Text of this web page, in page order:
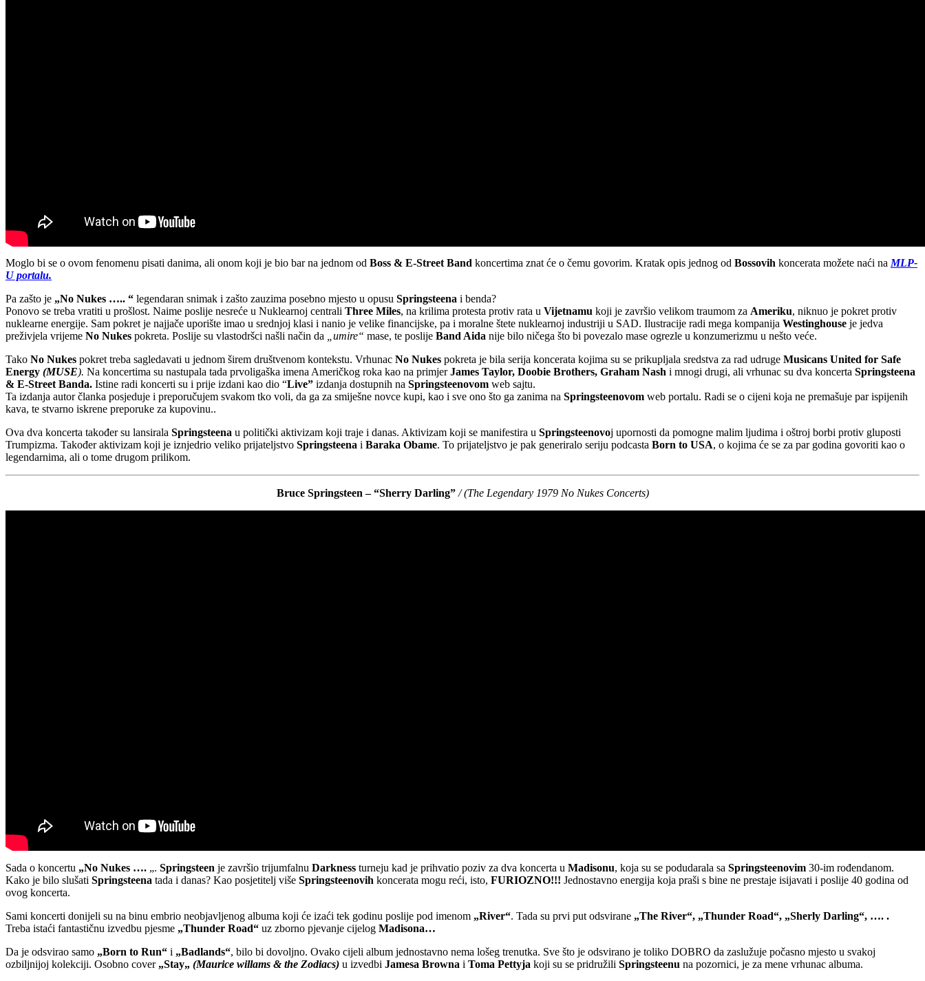
Moglo bi se o ovom fenomenu pisati danima, ali onom koji je bio bar na jednom od Boss & E-Street Band koncertima znat će o čemu govorim. Kratak opis jednog od Bossovih koncerata možete naći na MLP-
U portalu.
Pa zašto je „No Nukes ….. “ legendaran snimak i zašto zauzima posebno mjesto u opusu Springsteena i benda?
Ponovo se treba vratiti u prošlost. Naime poslije nesreće u Nuklearnoj centrali Three Miles, na krilima protesta protiv rata u Vijetnamu koji je završio velikom traumom za Ameriku, niknuo je pokret protiv
nuklearne energije. Sam pokret je najjače uporište imao u srednjoj klasi i nanio je velike financijske, pa i moralne štete nuklearnoj industriji u SAD. Ilustracije radi mega kompanija Westinghouse je jedva
preživjela vrijeme No Nukes pokreta. Poslije su vlastodršci našli način da „umire“ mase, te poslije Band Aida nije bilo ničega što bi povezalo mase ogrezle u konzumerizmu u nešto veće.
Tako No Nukes pokret treba sagledavati u jednom širem društvenom kontekstu. Vrhunac No Nukes pokreta je bila serija koncerata kojima su se prikupljala sredstva za rad udruge Musicans United for Safe
Energy (MUSE). Na koncertima su nastupala tada prvoligaška imena Američkog roka kao na primjerJames Taylor, Doobie Brothers, Graham Nash i mnogi drugi, ali vrhunac su dva koncerta Springsteena
& E-Street Banda. Istine radi koncerti su i prije izdani kao dio “Live” izdanja dostupnih na Springsteenovom web sajtu.
Ta izdanja autor članka posjeduje i preporučujem svakom tko voli, da ga za smiješne novce kupi, kao i sve ono što ga zanima na Springsteenovom web portalu. Radi se o cijeni koja ne premašuje par ispijenih
kava, te stvarno iskrene preporuke za kupovinu..
Ova dva koncerta također su lansirala Springsteena u politički aktivizam koji traje i danas. Aktivizam koji se manifestira u Springsteenovoj upornosti da pomogne malim ljudima i oštroj borbi protiv gluposti
Trumpizma. Također aktivizam koji je iznjedrio veliko prijateljstvo Springsteena i Baraka Obame. To prijateljstvo je pak generiralo seriju podcasta Born to USA, o kojima će se za par godina govoriti kao o
legendarnima, ali o tome drugom prilikom.
Bruce Springsteen – “Sherry Darling” / (The Legendary 1979 No Nukes Concerts)
Sada o koncertu „No Nukes …. „. Springsteen je završio trijumfalnu Darkness turneju kad je prihvatio poziv za dva koncerta u Madisonu, koja su se podudarala sa Springsteenovim 30-im rođendanom.
Kako je bilo slušati Springsteena tada i danas? Kao posjetitelj više Springsteenovih koncerata mogu reći, isto, FURIOZNO!!! Jednostavno energija koja praši s bine ne prestaje isijavati i poslije 40 godina od
ovog koncerta.
Sami koncerti donijeli su na binu embrio neobjavljenog albuma koji će izaći tek godinu poslije pod imenom „River“. Tada su prvi put odsvirane „The River“, „Thunder Road“, „Sherly Darling“, …. .
Treba istaći fantastičnu izvedbu pjesme „Thunder Road“ uz zborno pjevanje cijelog Madisona…
Da je odsvirao samo „Born to Run“ i „Badlands“, bilo bi dovoljno. Ovako cijeli album jednostavno nema lošeg trenutka. Sve što je odsvirano je toliko DOBRO da zaslužuje počasno mjesto u svakoj
ozbiljnijoj kolekciji. Osobno cover „Stay„ (Maurice willams & the Zodiacs) u izvedbi Jamesa Browna i Toma Pettyja koji su se pridružili Springsteenu na pozornici, je za mene vrhunac albuma.